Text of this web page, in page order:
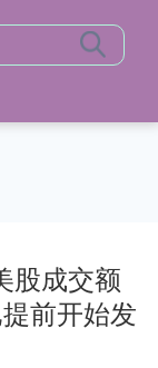
股成交额
前开始发